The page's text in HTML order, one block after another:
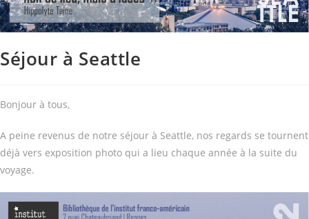
Séjour à Seattle
Bonjour à tous,
A peine revenus de notre séjour à Seattle, nos regards se tournent
déjà vers exposition photo qui a lieu chaque année à la suite du
voyage.